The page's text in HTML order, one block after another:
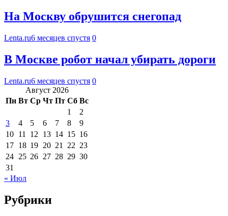
На Москву обрушится снегопад
Lenta.ru6 месяцев спустя 0
В Москве робот начал убирать дороги
Lenta.ru6 месяцев спустя 0
Август 2026
Пн Вт Ср Чт Пт Сб Вс
1
2
3
4 5 6 7 8
9
10 11 12 13 14 15 16
17 18 19 20 21 22 23
24 25 26 27 28 29 30
31
« Июл
Рубрики